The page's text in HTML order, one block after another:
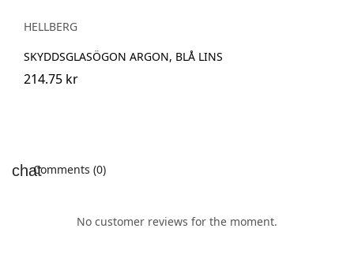
HELLBERG
SKYDDSGLASÖGON ARGON, BLÅ LINS
214.75 kr
Comments (0)
No customer reviews for the moment.